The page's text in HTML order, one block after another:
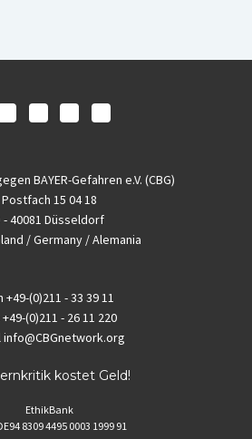
BAYER-Gefahren e.V. (CBG)
Postfach 15 04 18
- 40081 Düsseldorf
/ Germany / Alemania
+49-(0)211 - 33 39 11
+49-(0)211 - 26 11 220
info@CBGnetwork.org
kostet Geld!
EthikBank
8309 4495 0003 1999 91